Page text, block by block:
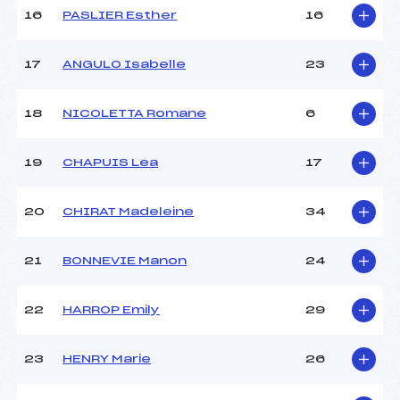
18.1800
Catégorie :
16 PASLIER Esther 16
17 ANGULO Isabelle 23
18 NICOLETTA Romane 6
19 CHAPUIS Lea 17
20 CHIRAT Madeleine 34
21 BONNEVIE Manon 24
22 HARROP Emily 29
23 HENRY Marie 26